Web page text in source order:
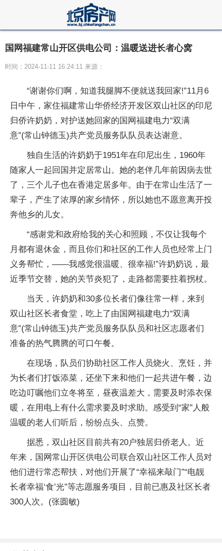
国网福建常山开区供电公司：温暖送进长者心窝
时间：2024-11-11 16:24:11 来源：
“谢谢你们啊，知道我腿脚不便就送我回家!”11月6
日中午，家住福建常山华侨经济开发区双山社区的印尼
归侨许奶奶，对护送她回家的国网福建电力“双满
意”(常山钟德玉)共产党员服务队队员表达谢意。
独自生活的许奶奶于1951年在印尼出生，1960年
随家人一起回国并定居常山。她的老伴几年前因病去世
了，三个儿子也在香港定居多年。由于在常山生活了一
辈子，产生了浓厚的家乡情怀，所以她也不愿意离开投
奔他乡的儿女。
“感谢党和政府给我的关心和照顾，不仅让我每个
月都有退休金，而且你们和社区的工作人员也经常上门
义务帮忙，——我感觉很温暖、很幸福!”许奶奶说，最
近季节交替，她的关节炎犯了，走路都需要拄着拐杖。
当天，许奶奶和30多位长者们像往常一样，来到
双山社区长者食堂，吃上了由国网福建电力“双满
意”(常山钟德玉)共产党员服务队队员和社区志愿者们
准备的热气腾腾的可口午餐。
在现场，队员们协助社区工作人员烧火、烹饪，并
为长者们打饭添菜，还坐下来和他们一起共进午餐，边
吃边叮嘱他们立冬将至，昼夜温差大，需要及时添衣保
暖，在用电上有什么需求要及时求助。感受到“家”人般
温暖的老人们听后，纷纷点头、点赞。
据悉，双山社区目前共有20户独居归侨老人。近
年来，国网常山开区供电公司联合双山社区工作人员对
他们进行常态帮扶，对他们开展了“幸福来敲门”“电靓
长者幸福‘食’光”等志愿服务项目，目前已惠及社区长者
300人次。(张圆敏)